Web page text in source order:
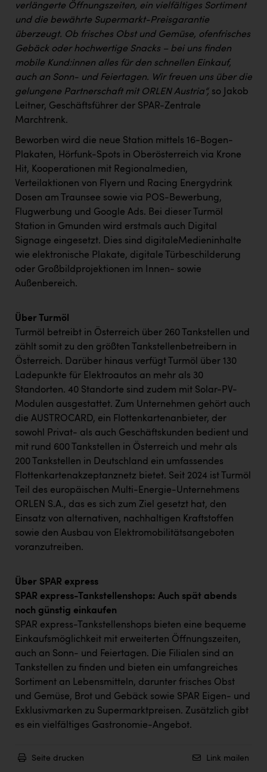
REMAX
RE/MAX Welcome
Resch&Frisch
RUBBLE MASTER
Ruderclub Wels
SCHMACHTL GmbH
Schwingshandl - automation technology gmbh
Seher + Partner
Smurfit Westrock Nettingsdorf
TCL
TRAILOMAT & Cycling Austria
Vier Diamanten
Vorlagenportal
Wir besiegen Krebs
Wirtschaftskammer OÖ
ZGONC
z.l.ö.
Österreichisches Hebammengremium
Wirtschaftskammer OÖ Energiehandel
Dopgas
kunden basics
kontakt
verlängerte Öffnungszeiten, ein vielfältiges Sortiment
und die bewährte Supermarkt-Preisgarantie
überzeugt. Ob frisches Obst und Gemüse, ofenfrisches
Gebäck oder hochwertige Snacks – bei uns finden
mobile Kund:innen alles für den schnellen Einkauf,
auch an Sonn- und Feiertagen. Wir freuen uns über die
gelungene Partnerschaft mit ORLEN Austria“, so Jakob
Leitner, Geschäftsführer der SPAR-Zentrale
Marchtrenk.
Beworben wird die neue Station mittels 16-Bogen-
Plakaten, Hörfunk-Spots in Oberösterreich via Krone
Hit, Kooperationen mit Regionalmedien,
Verteilaktionen von Flyern und Racing Energydrink
Dosen am Traunsee sowie via POS-Bewerbung,
Flugwerbung und Google Ads. Bei dieser Turmöl
Station in Gmunden wird erstmals auch Digital
Signage eingesetzt. Dies sind digitaleMedieninhalte
wie elektronische Plakate, digitale Türbeschilderung
oder Großbildprojektionen im Innen- sowie
Außenbereich.
Über Turmöl
Turmöl betreibt in Österreich über 260 Tankstellen und
zählt somit zu den größten Tankstellenbetreibern in
Österreich. Darüber hinaus verfügt Turmöl über 130
Ladepunkte für Elektroautos an mehr als 30
Standorten. 40 Standorte sind zudem mit Solar-PV-
Modulen ausgestattet. Zum Unternehmen gehört auch
die AUSTROCARD, ein Flottenkartenanbieter, der
sowohl Privat- als auch Geschäftskunden bedient und
mit rund 600 Tankstellen in Österreich und mehr als
200 Tankstellen in Deutschland ein umfassendes
Flottenkartenakzeptanznetz bietet. Seit 2024 ist Turmöl
Teil des europäischen Multi-Energie-Unternehmens
ORLEN S.A., das es sich zum Ziel gesetzt hat, den
Einsatz von alternativen, nachhaltigen Kraftstoffen
sowie den Ausbau von Elektromobilitätsangeboten
voranzutreiben.
Über SPAR express
SPAR express-Tankstellenshops: Auch spät abends
noch günstig einkaufen
SPAR express-Tankstellenshops bieten eine bequeme
Einkaufsmöglichkeit mit erweiterten Öffnungszeiten,
auch an Sonn- und Feiertagen. Die Filialen sind an
Tankstellen zu finden und bieten ein umfangreiches
Sortiment an Lebensmitteln, darunter frisches Obst
und Gemüse, Brot und Gebäck sowie SPAR Eigen- und
Exklusivmarken zu Supermarktpreisen. Zusätzlich gibt
es ein vielfältiges Gastronomie-Angebot.
Seite drucken Link mailen